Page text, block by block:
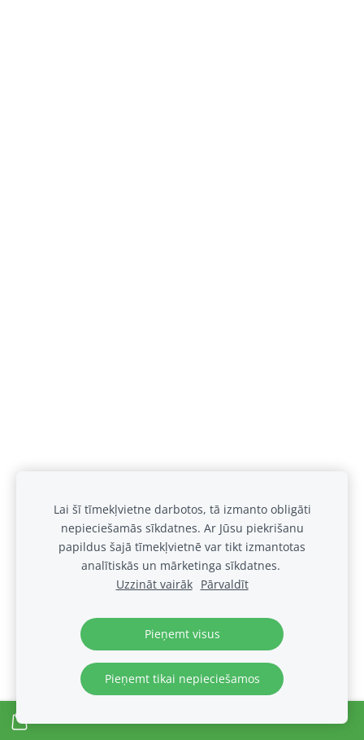
Lai šī tīmekļvietne darbotos, tā izmanto obligāti
nepieciešamās sīkdatnes. Ar Jūsu piekrišanu
papildus šajā tīmekļvietnē var tikt izmantotas
analītiskās un mārketinga sīkdatnes.
Uzzināt vairāk
Pārvaldīt
Pieņemt visus
Pieņemt tikai nepieciešamos